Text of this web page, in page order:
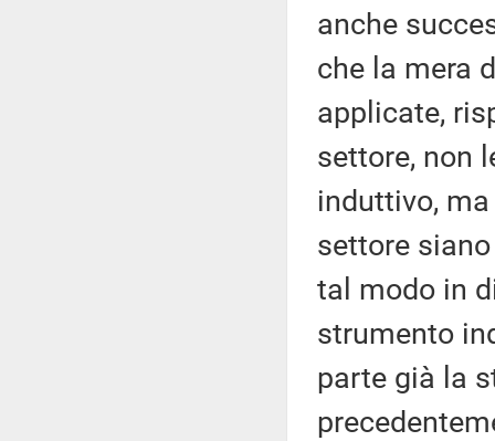
anche
che la mera
applicate,
settore, non
induttivo,
settore
tal modo in
strumento
parte già la